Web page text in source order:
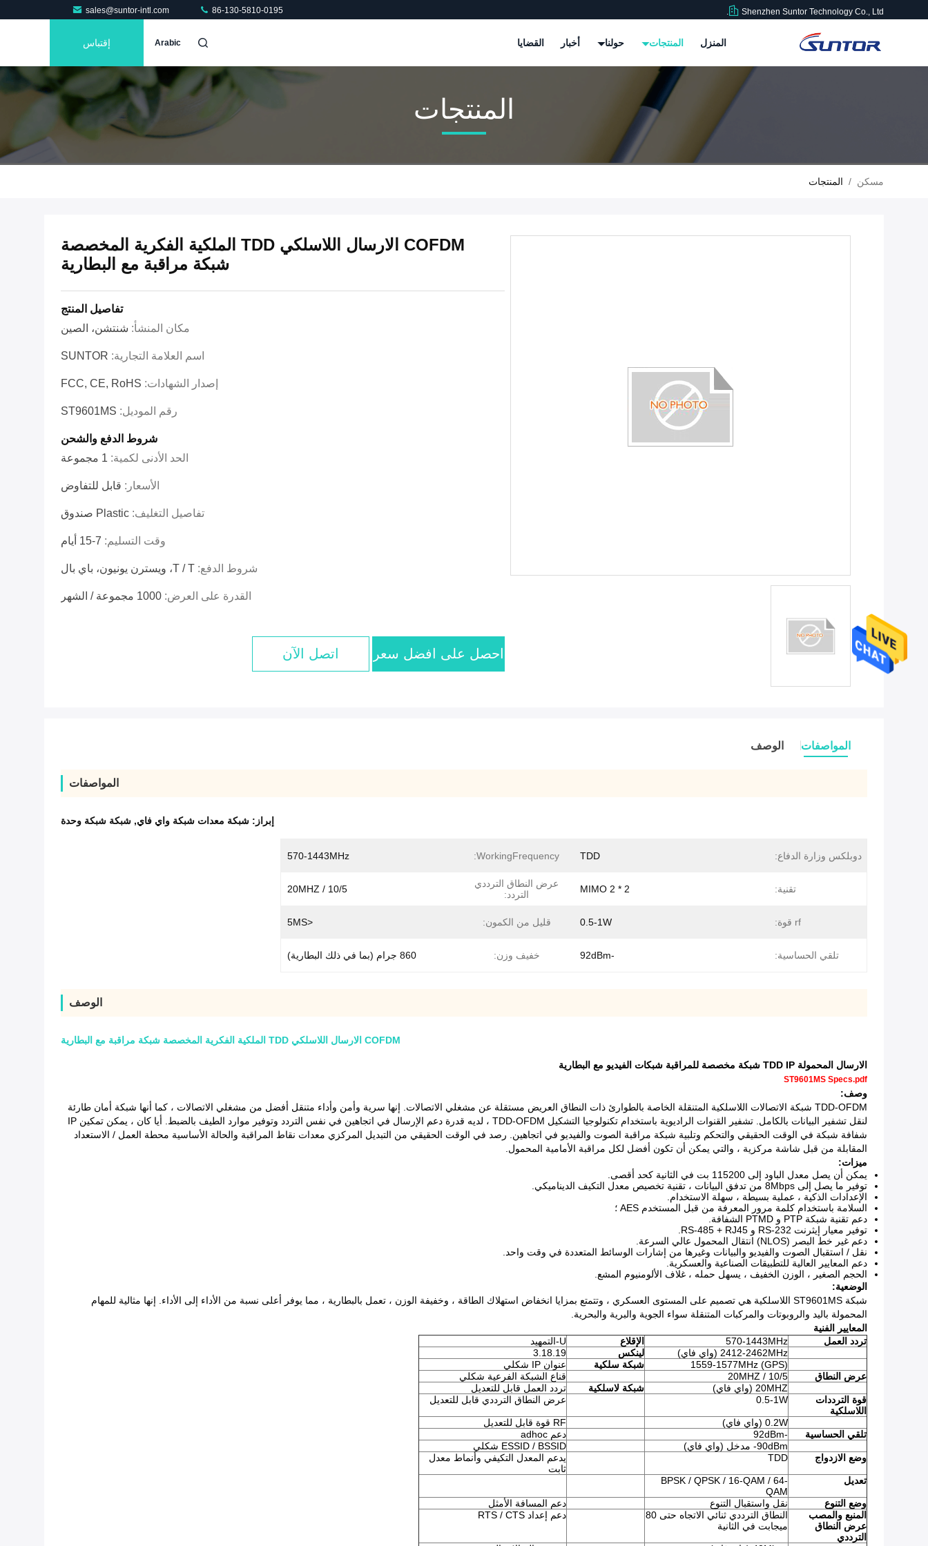
Shenzhen Suntor Technology Co., Ltd.
sales@suntor-intl.com 86-130-5810-0195
المنزل المنتجات حولنا أخبار القضايا Arabic إقتباس
المنتجات
مسكن / المنتجات
COFDM الارسال اللاسلكي TDD الملكية الفكرية المخصصة
شبكة مراقبة مع البطارية
تفاصيل المنتج
مكان المنشأ: شنتشن، الصين
اسم العلامة التجارية: SUNTOR
إصدار الشهادات: FCC, CE, RoHS
رقم الموديل: ST9601MS
شروط الدفع والشحن
الحد الأدنى لكمية: 1 مجموعة
الأسعار: قابل للتفاوض
تفاصيل التغليف: Plastic صندوق
وقت التسليم: 7-15 أيام
شروط الدفع: T / T، ويسترن يونيون، باي بال
القدرة على العرض: 1000 مجموعة / الشهر
احصل على افضل سعر اتصل الآن
المواصفات الوصف
المواصفات
إبراز: شبكة معدات شبكة واي فاي, شبكة شبكة وحدة
دوبلكس وزارة الدفاع: TDD
WorkingFrequency:
570-1443MHz
تقنية: 2 * 2 MIMO
عرض النطاق الترددي
التردد:
10/5 / 20MHZ
rf قوة: 0.5-1W قليل من الكمون: <5MS
تلقي الحساسية: -92dBm خفيف وزن: 860 جرام (بما في ذلك البطارية)
الوصف
COFDM الارسال اللاسلكي TDD الملكية الفكرية المخصصة شبكة مراقبة مع البطارية
الارسال المحمولة TDD IP شبكة مخصصة للمراقبة شبكات الفيديو مع البطارية
ST9601MS Specs.pdf
وصف:
TDD-OFDM شبكة الاتصالات اللاسلكية المتنقلة الخاصة بالطوارئ ذات النطاق العريض مستقلة عن مشغلي الاتصالات. إنها سرية وأمن وأداء متنقل أفضل من مشغلي الاتصالات ، كما أنها شبكة أمان طارئة
لنقل تشفير البيانات بالكامل. تشفير القنوات الراديوية باستخدام تكنولوجيا التشكيل TDD-OFDM ، لديه قدرة دعم الإرسال في اتجاهين في نفس التردد وتوفير موارد الطيف بالضبط.
أيا كان ، يمكن تمكين IP
شفافة شبكة في الوقت الحقيقي والتحكم وتلبية شبكة مراقبة الصوت والفيديو في اتجاهين. رصد في الوقت الحقيقي من التبديل المركزي معدات نقاط المراقبة والحالة الأساسية محطة العمل / الاستعداد
المقابلة من قبل شاشة مركزية ، والتي يمكن أن تكون أفضل لكل مراقبة الأمامية المحمول.
ميزات:
يمكن أن يصل معدل الباود إلى 115200 بت في الثانية كحد أقصى.
توفير ما يصل إلى 8Mbps من تدفق البيانات ، تقنية تخصيص معدل التكيف الديناميكي.
الإعدادات الذكية ، عملية بسيطة ، سهلة الاستخدام.
السلامة باستخدام كلمة مرور المعرفة من قبل المستخدم AES ؛
دعم تقنية شبكة PTP و PTMD الشفافة.
توفير معيار إيثرنت RS-232 و RS-485 + RJ45.
دعم غير خط البصر (NLOS) انتقال المحمول عالي السرعة.
نقل / استقبال الصوت والفيديو والبيانات وغيرها من إشارات الوسائط المتعددة في وقت واحد.
دعم المعايير العالية للتطبيقات الصناعية والعسكرية.
الحجم الصغير ، الوزن الخفيف ، يسهل حمله ، غلاف الألومنيوم المشع.
الوضعية:
شبكة ST9601MS اللاسلكية هي تصميم على المستوى العسكري ، وتتمتع بمزايا انخفاض استهلاك الطاقة ، وخفيفة الوزن ، تعمل بالبطارية ، مما يوفر أعلى نسبة من الأداء إلى الأداء.
إنها مثالية للمهام
المحمولة باليد والروبوتات والمركبات المتنقلة سواء الجوية والبرية والبحرية.
المعايير الفنية
تردد العمل
570-1443MHz الإقلاع
U-التمهيد
2412-2462MHz (واي فاي)
لينكس
3.18.19
1559-1577MHz (GPS)
شبكة سلكية
عنوان IP شكلي
عرض النطاق
10/5 / 20MHZ
قناع الشبكة الفرعية شكلي
20MHZ (واي فاي)
شبكة لاسلكية
تردد العمل قابل للتعديل
قوة الترددات
اللاسلكية
0.5-1W عرض النطاق الترددي قابل للتعديل
0.2W (واي فاي)
RF قوة قابل للتعديل
تلقي الحساسية
-92dBm
دعم adhoc
90dBm- مدخل (واي فاي)
ESSID / BSSID شكلي
وضع الازدواج
TDD
يدعم المعدل التكيفي وأنماط معدل
ثابت
تعديل
BPSK / QPSK / 16-QAM / 64-
QAM
وضع التنوع
نقل واستقبال التنوع
دعم المسافة الأمثل
المنبع والمصب
عرض النطاق
الترددي
النطاق الترددي ثنائي الاتجاه حتى 80
ميجابت في الثانية
دعم إعداد RTS / CTS